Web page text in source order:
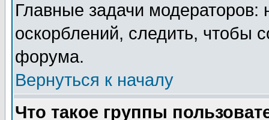
Главные задачи
оскорблений, следить, чтобы
форума.
Вернуться к началу
Что такое группы